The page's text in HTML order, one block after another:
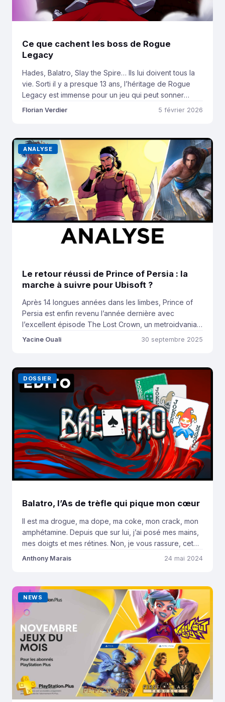
Ce que cachent les boss de Rogue
Legacy
Hades, Balatro, Slay the Spire… Ils lui doivent tous la
vie. Sorti il y a presque 13 ans, l’héritage de Rogue
Legacy est immense pour un jeu qui peut sonner
confidentiel aujourd’hui. Il est en effet le premier à
généalogique où […]
Florian Verdier 5 février 2026
ANALYSE
Le retour réussi de Prince of Persia : la
marche à suivre pour Ubisoft ?
Après 14 longues années dans les limbes, Prince of
Persia est enfin revenu l’année dernière avec
l’excellent épisode The Lost Crown, un metroidvania
développé par Ubisoft Montpellier et récompensé du
bordelais Evil Empire, […]
Yacine Ouali 30 septembre 2025
DOSSIER
Balatro, l’As de trèfle qui pique mon cœur
Il est ma drogue, ma dope, ma coke, mon crack, mon
amphétamine. Depuis que sur lui, j’ai posé mes mains,
mes doigts et mes rétines. Non, je vous rassure, cet
article ne sera pas jonché de rimes. Pourtant, Balatro
Anthony Marais 24 mai 2024
NEWS